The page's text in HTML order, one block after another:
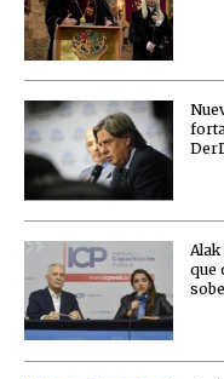
que